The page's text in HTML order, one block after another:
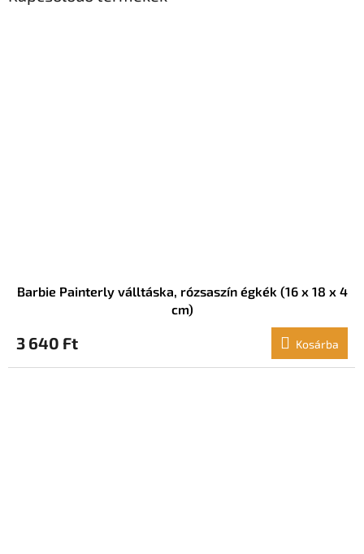
Barbie Painterly válltáska, rózsaszín égkék (16 x 18 x 4
cm)
3 640 Ft Kosárba